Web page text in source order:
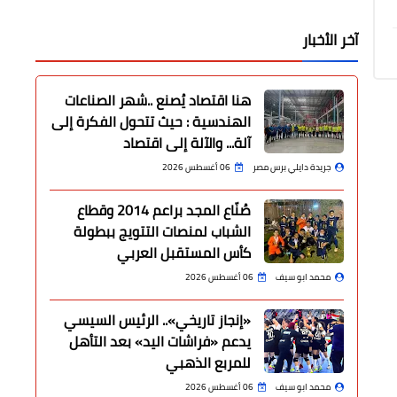
آخر الأخبار
هنا اقتصاد يُصنع ..شهر الصناعات
الهندسية : حيث تتحول الفكرة إلى
آلة... والآلة إلى اقتصاد
جريدة دايلي برس مصر 06 أغسطس 2026
صُنّاع المجد براعم 2014 وقطاع
الشباب لمنصات التتويج ببطولة
كأس المستقبل العربي
محمد ابو سيف 06 أغسطس 2026
«إنجاز تاريخي».. الرئيس السيسي
يدعم «فراشات اليد» بعد التأهل
للمربع الذهبي
محمد ابو سيف 06 أغسطس 2026